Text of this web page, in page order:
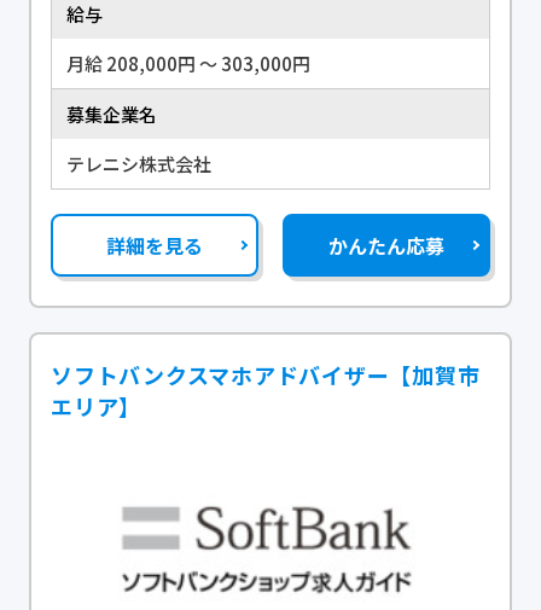
給与
月給 208,000円 〜 303,000円
募集企業名
テレニシ株式会社
詳細を見る かんたん応募
ソフトバンクスマホアドバイザー【加賀市
エリア】